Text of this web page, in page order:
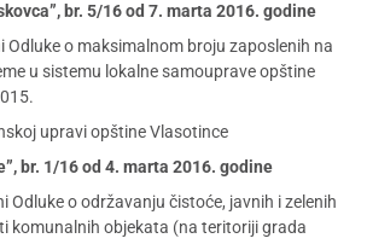
br. 5/16 od 7. marta 2016. godine
Odluke o maksimalnom broju zaposlenih na
u sistemu lokalne samouprave opštine
upravi opštine Vlasotince
br. 1/16 od 4. marta 2016. godine
Odluke o održavanju čistoće, javnih i zelenih
komunalnih objekata (na teritoriji grada